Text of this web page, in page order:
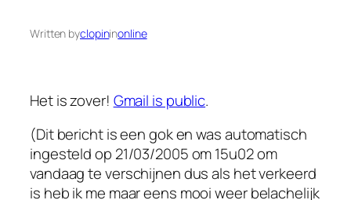
Written byclopininonline
Het is zover! Gmail is public.
(Dit bericht is een gok en was automatisch
ingesteld op 21/03/2005 om 15u02 om
vandaag te verschijnen dus als het verkeerd
is heb ik me maar eens mooi weer belachelijk